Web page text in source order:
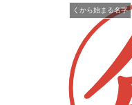
くから始まる名字